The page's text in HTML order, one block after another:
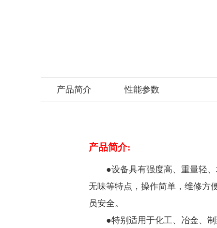
产品简介 性能参数
产品简介:
●设备具有强度高、重量轻
无味等特点，操作简单，维修方
员安全。
●特别适用于化工、冶金、